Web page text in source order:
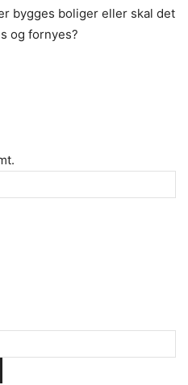
bygges boliger eller skal det
og fornyes?